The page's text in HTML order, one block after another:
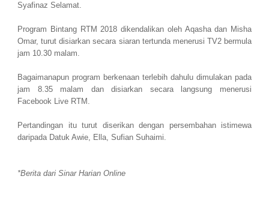
Syafinaz Selamat.
Program Bintang RTM 2018 dikendalikan oleh Aqasha dan Misha
Omar, turut disiarkan secara siaran tertunda menerusi TV2 bermula
jam 10.30 malam.
Bagaimanapun program berkenaan terlebih dahulu dimulakan pada
jam 8.35 malam dan disiarkan secara langsung menerusi
Facebook Live RTM.
Pertandingan itu turut diserikan dengan persembahan istimewa
daripada Datuk Awie, Ella, Sufian Suhaimi.
*Berita dari Sinar Harian Online